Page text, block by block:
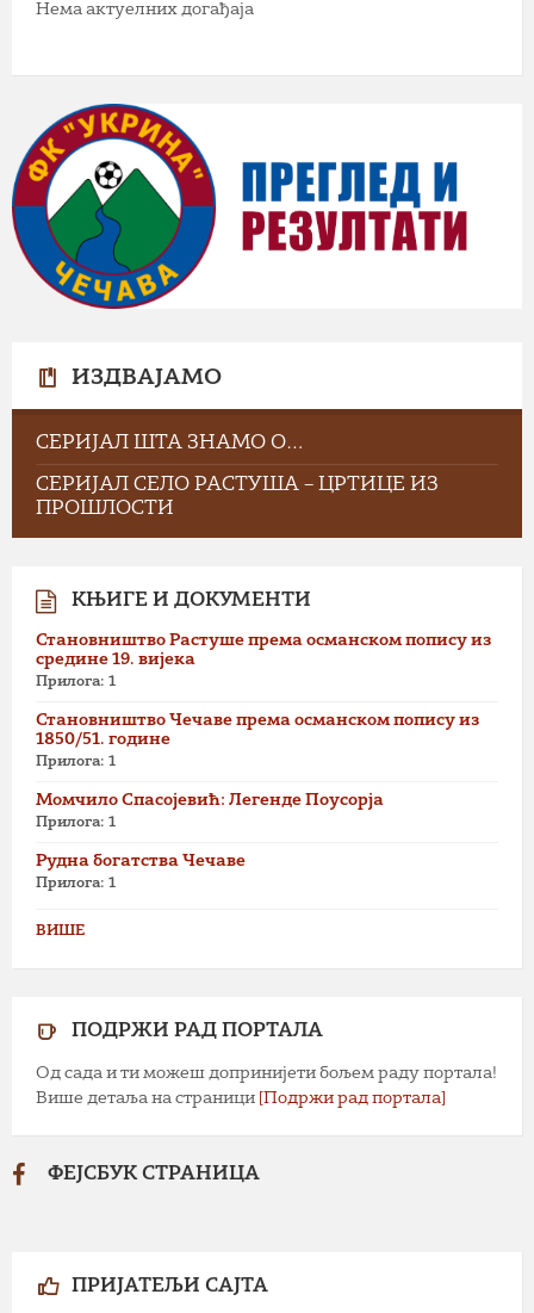
Нема актуелних догађаја
ИЗДВАЈАМО
СЕРИЈАЛ ШТА ЗНАМО О…
СЕРИЈАЛ СЕЛО РАСТУША – ЦРТИЦЕ ИЗ
ПРОШЛОСТИ
КЊИГЕ И ДОКУМЕНТИ
Становништво Растуше према османском попису из
средине 19. вијека
Прилога: 1
Становништво Чечаве према османском попису из
1850/51. године
Прилога: 1
Момчило Спасојевић: Легенде Поусорја
Прилога: 1
Рудна богатства Чечаве
Прилога: 1
ВИШЕ
ПОДРЖИ РАД ПОРТАЛА
Од сада и ти можеш допринијети бољем раду портала!
Више детаља на страници [Подржи рад портала]
ФЕЈСБУК СТРАНИЦА
ПРИЈАТЕЉИ САЈТА